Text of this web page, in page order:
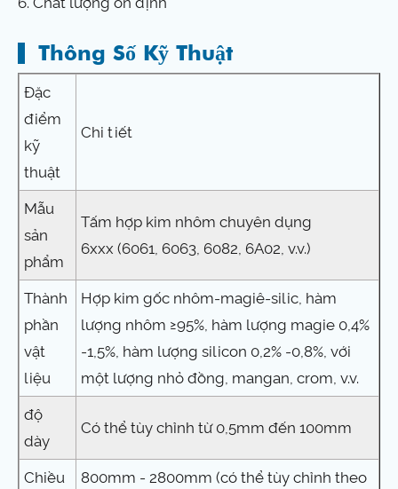
Thông Số Kỹ Thuật
Đặc
điểm
kỹ
thuật
Chi tiết
Mẫu
sản
phẩm
Tấm hợp kim nhôm chuyên dụng
6xxx (6061, 6063, 6082, 6A02, v.v.)
Thành
phần
vật
liệu
Hợp kim gốc nhôm-magiê-silic, hàm
lượng nhôm ≥95%, hàm lượng magie 0,4%
-1,5%, hàm lượng silicon 0,2% -0,8%, với
một lượng nhỏ đồng, mangan, crom, v.v.
độ
dày
Có thể tùy chỉnh từ 0,5mm đến 100mm
Chiều 800mm - 2800mm (có thể tùy chỉnh theo